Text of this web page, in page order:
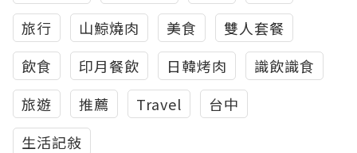
旅行
山鯨燒肉 美食
雙人套餐
飲食
印月餐飲 日韓烤肉
識飲識食
旅遊
推薦 Travel
台中
生活記敍